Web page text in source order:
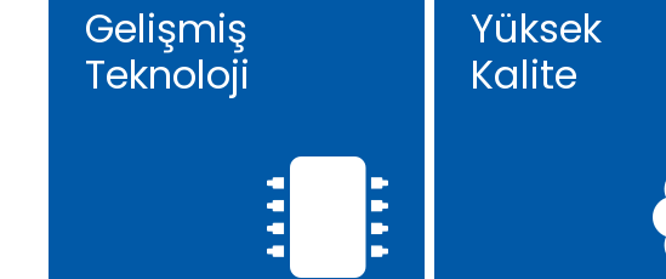
Gelişmiş
Teknoloji
Yüksek
Kalite